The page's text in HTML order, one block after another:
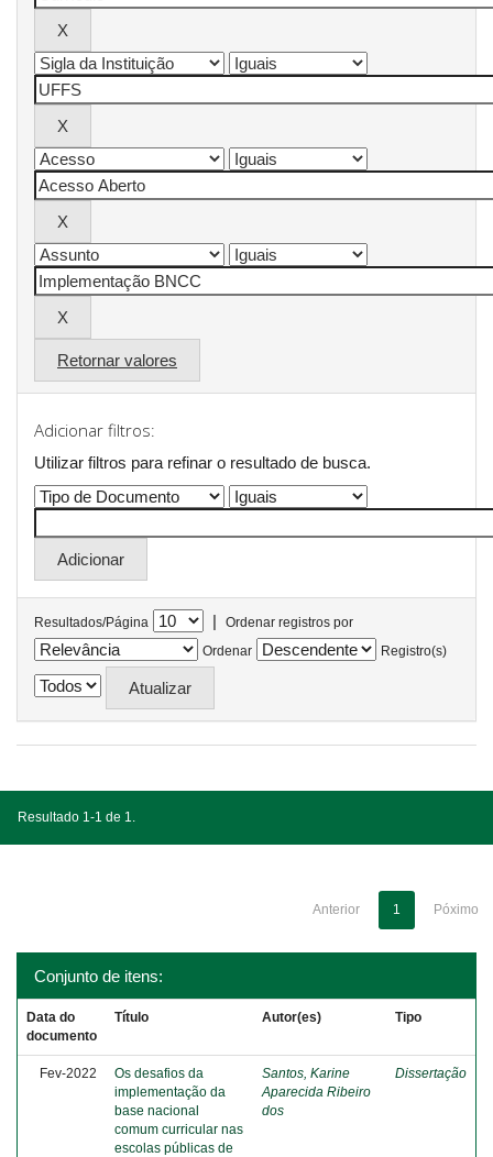
Retornar valores
Adicionar filtros:
Utilizar filtros para refinar o resultado de busca.
Resultados/Página |
Ordenar registros por
Ordenar
Registro(s)
Resultado 1-1 de 1.
Anterior 1 Póximo
Conjunto de itens:
Data do
documento
Título Autor(es) Tipo
Fev-2022
Os desafios da
implementação da
base nacional
comum curricular nas
escolas públicas de
Santos, Karine
Aparecida Ribeiro
dos
Dissertação